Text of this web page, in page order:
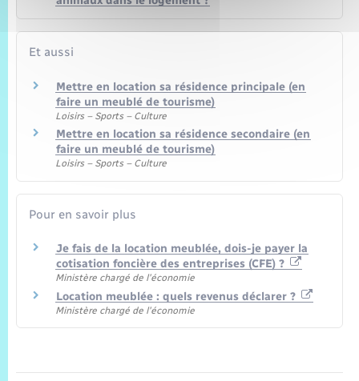
Et aussi
Mettre en location sa résidence principale (en
faire un meublé de tourisme)
Loisirs – Sports – Culture
Mettre en location sa résidence secondaire (en
faire un meublé de tourisme)
Loisirs – Sports – Culture
Pour en savoir plus
Je fais de la location meublée, dois-je payer la
cotisation foncière des entreprises (CFE) ?
Ministère chargé de l'économie
Location meublée : quels revenus déclarer ?
Ministère chargé de l'économie